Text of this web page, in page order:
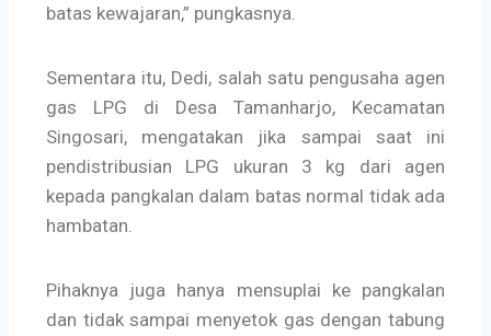
batas kewajaran,” pungkasnya.
Sementara itu, Dedi, salah satu pengusaha agen
gas LPG di Desa Tamanharjo, Kecamatan
Singosari, mengatakan jika sampai saat ini
pendistribusian LPG ukuran 3 kg dari agen
kepada pangkalan dalam batas normal tidak ada
hambatan.
Pihaknya juga hanya mensuplai ke pangkalan
dan tidak sampai menyetok gas dengan tabung